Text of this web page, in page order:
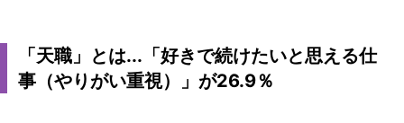
「天職」とは...「好きで続けたいと思える仕
事（やりがい重視）」が26.9％